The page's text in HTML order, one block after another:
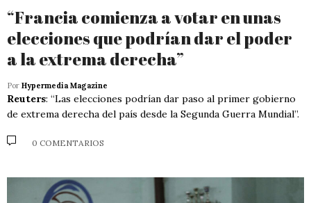
“Francia comienza a votar en unas
elecciones que podrían dar el poder
a la extrema derecha”
Por Hypermedia Magazine
Reuters: “Las elecciones podrían dar paso al primer gobierno
de extrema derecha del país desde la Segunda Guerra Mundial”.
0 COMENTARIOS